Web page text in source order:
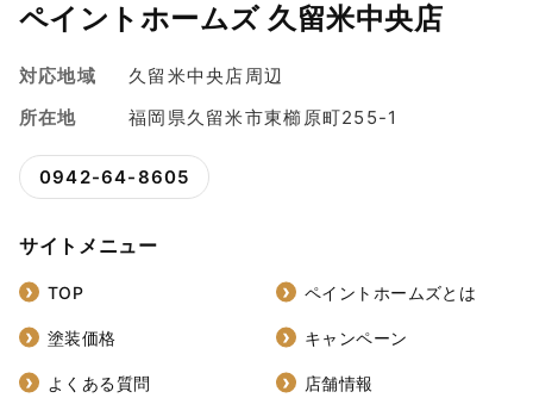
ペイントホームズ 久留米中央店
対応地域
久留米中央店周辺
所在地
福岡県久留米市東櫛原町255-1
0942-64-8605
サイトメニュー
TOP ペイントホームズとは
塗装価格 キャンペーン
よくある質問 店舗情報